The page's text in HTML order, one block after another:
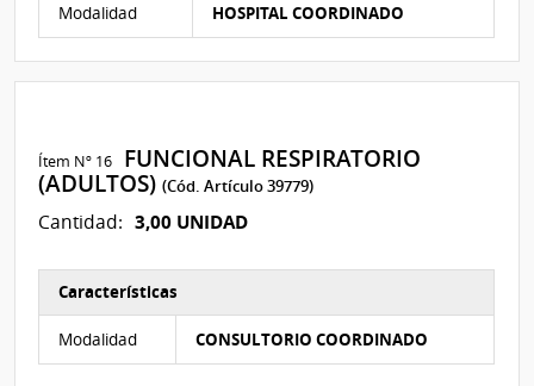
Modalidad HOSPITAL COORDINADO
Ítem Nº 16
FUNCIONAL RESPIRATORIO
(ADULTOS)(Cód. Artículo 39779)
Cantidad: 3,00 UNIDAD
Características
Modalidad CONSULTORIO COORDINADO